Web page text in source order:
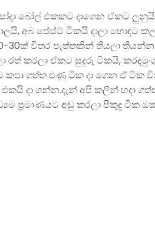
බෝල් එකකට දාගෙන ඒකට
අබ පේස්ට් ටිකයි දාලා හොඳට
විතර පැත්තකින් තියලා
රත් කරලා ඒකට සුදුරු ටිකයි,
ගත්ත ළුණු ටික දා ගෙන ඒ ටික
දා ගන්න.දැන් අපි කලින් හදා
ප්‍රමාණයට අඩු කරලා පීකුදු ටික